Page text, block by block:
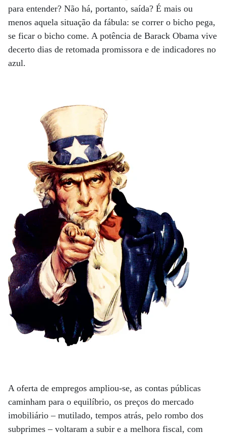
para entender? Não há, portanto, saída? É mais ou
menos aquela situação da fábula: se correr o bicho pega,
se ficar o bicho come. A potência de Barack Obama vive
decerto dias de retomada promissora e de indicadores no
azul.
A oferta de empregos ampliou-se, as contas públicas
caminham para o equilíbrio, os preços do mercado
imobiliário – mutilado, tempos atrás, pelo rombo dos
subprimes – voltaram a subir e a melhora fiscal, com